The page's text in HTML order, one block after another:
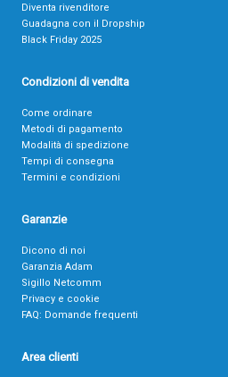
Diventa rivenditore
Guadagna con il Dropship
Black Friday 2025
Condizioni di vendita
Come ordinare
Metodi di pagamento
Modalità di spedizione
Tempi di consegna
Termini e condizioni
Garanzie
Dicono di noi
Garanzia Adam
Sigillo Netcomm
Privacy e cookie
FAQ: Domande frequenti
Area clienti